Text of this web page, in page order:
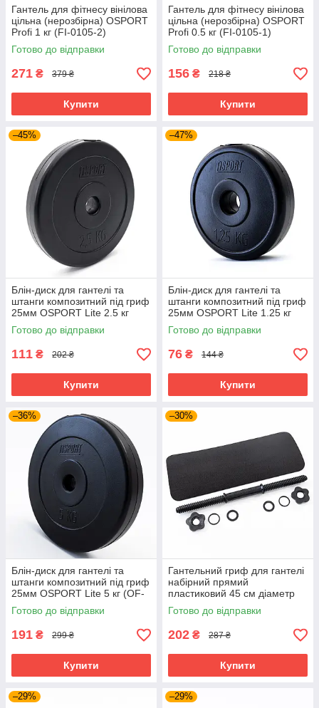
Гантель для фітнесу вінілова
цільна (нерозбірна) OSPORT
Profi 1 кг (FI-0105-2)
Фіолетовий
Готово до відправки
271 ₴ 379 ₴
Купити
Гантель для фітнесу вінілова
цільна (нерозбірна) OSPORT
Profi 0.5 кг (FI-0105-1)
Фіолетовий
Готово до відправки
156 ₴ 218 ₴
Купити
–45%
Блін-диск для гантелі та
штанги композитний під гриф
25мм OSPORT Lite 2.5 кг
(OF-0141)
Готово до відправки
111 ₴ 202 ₴
Купити
–47%
Блін-диск для гантелі та
штанги композитний під гриф
25мм OSPORT Lite 1.25 кг
(OF-0140)
Готово до відправки
76 ₴ 144 ₴
Купити
–36%
Блін-диск для гантелі та
штанги композитний під гриф
25мм OSPORT Lite 5 кг (OF-
0142)
Готово до відправки
191 ₴ 299 ₴
Купити
–30%
Гантельний гриф для гантелі
набірний прямий
пластиковий 45 см діаметр
25 мм OSPORT (OF-0189)
Готово до відправки
202 ₴ 287 ₴
Купити
–29% –29%